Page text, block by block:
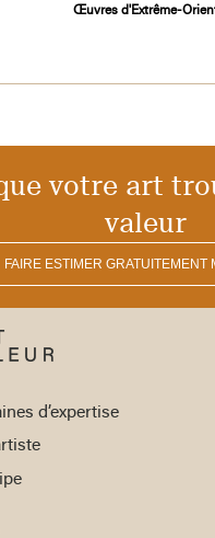
Œuvres d'Extrême-
votre art
valeur
FAIRE ESTIMER GRATUITEMENT
d’expertise